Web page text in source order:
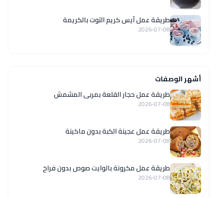
طريقة عمل آيس كريم التوت بالكريمة
2026-07-08
أشهر الوصفات
طريقة عمل حجار القلعة بمربى المشمش
2026-07-08
طريقة عمل عجينة الكبة بدون ماكينة
2026-07-08
طريقة عمل مكرونة بالوايت صوص بدون فراخ
2026-07-08